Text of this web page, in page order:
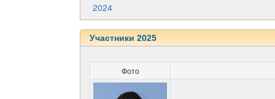
2024
Участники 2025
Фото